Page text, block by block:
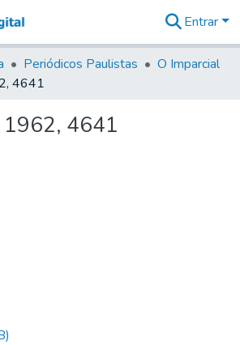
&
Coleções
Tudo na
Digital
Entrar
Periódicos Paulistas
O Imparcial
4641
1962, 4641